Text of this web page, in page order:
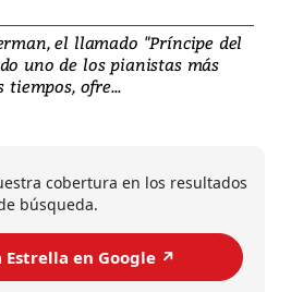
el llamado "Príncipe del
uno de los pianistas más
tiempos, ofre...
cobertura en los resultados
búsqueda.
Estrella en Google ↗️